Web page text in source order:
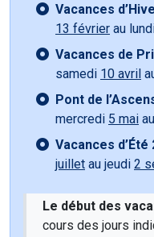
Vacances
13 février au
Vacances de
samedi 10 avril
Pont de
mercredi 5 mai
Vacances
juillet au jeudi 2
Le début des
cours des jours